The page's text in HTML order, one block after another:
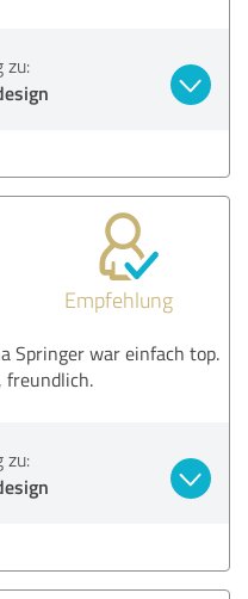
zu:
Empfehlung
Springer war einfach top.
freundlich.
zu: